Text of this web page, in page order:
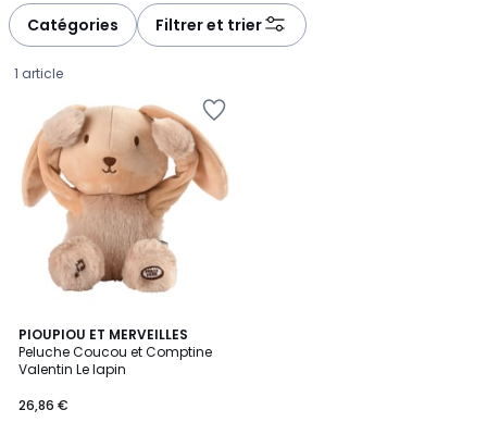
Catégories Filtrer et trier
1 article
PIOUPIOU ET MERVEILLES
Peluche Coucou et Comptine
Valentin Le lapin
€.
26,86 €